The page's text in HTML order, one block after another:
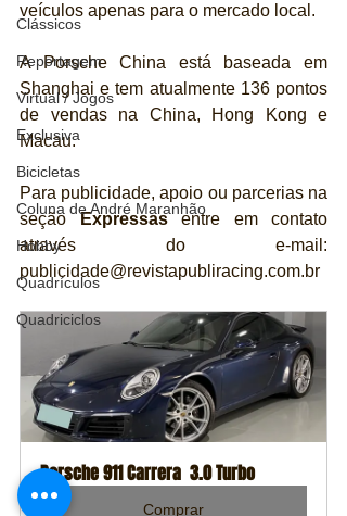
Clássicos
Reportagem
Virtual / Jogos
Exclusiva
Bicicletas
Coluna de André Maranhão
Hobby
Quadrículos
Quadriciclos
veículos apenas para o mercado local.
A Porsche China está baseada em
Shanghai e tem atualmente 136 pontos
de vendas na China, Hong Kong e
Macau.
Para publicidade, apoio ou parcerias na
seção Expressas entre em contato
através do e-mail:
publicidade@revistapubliracing.com.br
Porsche 911 Carrera  3.0 Turbo
Comprar